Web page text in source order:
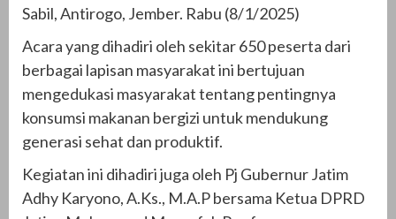
Sabil, Antirogo, Jember. Rabu (8/1/2025)
Acara yang dihadiri oleh sekitar 650 peserta dari
berbagai lapisan masyarakat ini bertujuan
mengedukasi masyarakat tentang pentingnya
konsumsi makanan bergizi untuk mendukung
generasi sehat dan produktif.
Kegiatan ini dihadiri juga oleh Pj Gubernur Jatim
Adhy Karyono, A.Ks., M.A.P bersama Ketua DPRD